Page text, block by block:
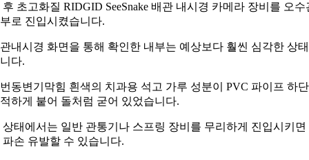
후 초고화질 RIDGID SeeSnake 배관 내시경 카메라 장비를 오수
로 진입시켰습니다.
내시경 화면을 통해 확인한 내부는 예상보다 훨씬 심각한 상
다.
동변기막힘 흰색의 치과용 석고 가루 성분이 PVC 파이프 하
하게 붙어 돌처럼 굳어 있었습니다.
상태에서는 일반 관통기나 스프링 장비를 무리하게 진입시키면
파손 유발할 수 있습니다.